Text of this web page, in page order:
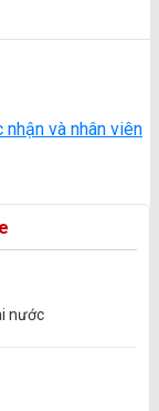
nhận và nhân viên
nước